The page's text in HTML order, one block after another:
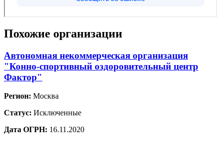
Похожие организации
Автономная некоммерческая организация
"Конно-спортивный оздоровительный центр
Фактор"
Регион: Москва
Статус: Исключенные
Дата ОГРН: 16.11.2020